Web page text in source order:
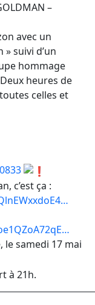
–
avec un
suivi d’un
hommage
heures de
celles et
c’est ça :
le samedi 17 mai
à 21h.